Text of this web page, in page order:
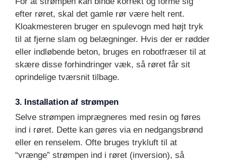
efter røret, skal det gamle rør være helt rent.
Kloakmesteren bruger en spulevogn med højt tryk
til at fjerne slam og belægninger. Hvis der er rødder
eller indløbende beton, bruges en robotfræser til at
skære disse forhindringer væk, så røret får sit
oprindelige tværsnit tilbage.
3. Installation af strømpen
Selve strømpen imprægneres med resin og føres
ind i røret. Dette kan gøres via en nedgangsbrønd
eller en renselem. Ofte bruges trykluft til at
“vrænge” strømpen ind i røret (inversion), så